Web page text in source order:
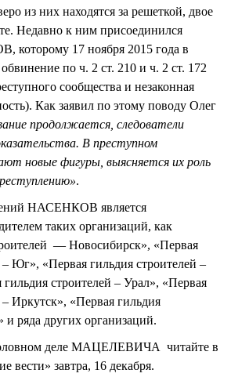
из них находятся за решеткой, двое
Недавно к ним присоединился
17 ноября 2015 года в
по ч. 2 ст. 210 и ч. 2 ст. 172
сообщества и незаконная
Как заявил по этому поводу Олег
продолжается, следователи
В преступном
новые фигуры, выясняется их роль
.
НАСЕНКОВ является
таких организаций, как
— Новосибирск», «Первая
– Юг», «Первая гильдия строителей –
строителей – Урал», «Первая
– Иркутск», «Первая гильдия
и ряда других организаций.
деле МАЦЕЛЕВИЧА читайте в
вести» завтра, 16 декабря.